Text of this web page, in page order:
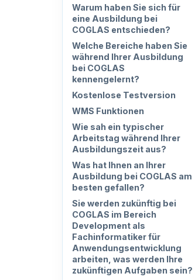
Warum haben Sie sich für
eine Ausbildung bei
COGLAS entschieden?
Welche Bereiche haben Sie
während Ihrer Ausbildung
bei COGLAS
kennengelernt?
Kostenlose Testversion
WMS Funktionen
Wie sah ein typischer
Arbeitstag während Ihrer
Ausbildungszeit aus?
Was hat Ihnen an Ihrer
Ausbildung bei COGLAS am
besten gefallen?
Sie werden zukünftig bei
COGLAS im Bereich
Development als
Fachinformatiker für
Anwendungsentwicklung
arbeiten, was werden Ihre
zukünftigen Aufgaben sein?